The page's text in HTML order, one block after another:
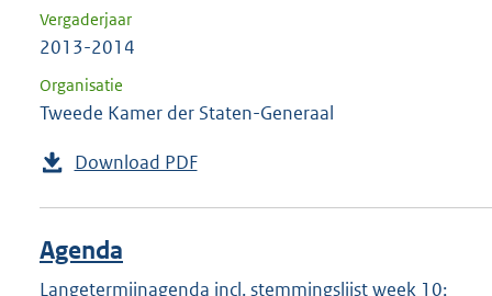
Vergaderjaar
2013-2014
Organisatie
Tweede Kamer der Staten-Generaal
Download PDF
Agenda
Langetermijnagenda incl. stemmingslijst week 10;